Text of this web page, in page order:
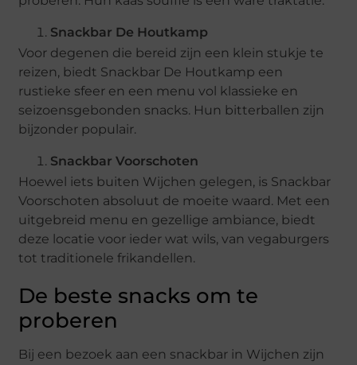
Snackbar De Houtkamp
Voor degenen die bereid zijn een klein stukje te
reizen, biedt Snackbar De Houtkamp een
rustieke sfeer en een menu vol klassieke en
seizoensgebonden snacks. Hun bitterballen zijn
bijzonder populair.
Snackbar Voorschoten
Hoewel iets buiten Wijchen gelegen, is Snackbar
Voorschoten absoluut de moeite waard. Met een
uitgebreid menu en gezellige ambiance, biedt
deze locatie voor ieder wat wils, van vegaburgers
tot traditionele frikandellen.
De beste snacks om te
proberen
Bij een bezoek aan een snackbar in Wijchen zijn